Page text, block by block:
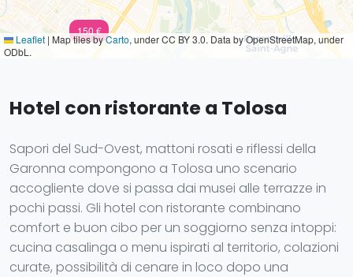
150 €
Leaflet | Map tiles byCarto, under CC BY 3.0. Data by OpenStreetMap, under
ODbL.
Hotel con ristorante a Tolosa
Sapori del Sud-Ovest, mattoni rosati e riflessi della
Garonna compongono a Tolosa uno scenario
accogliente dove si passa dai musei alle terrazze in
pochi passi. Gli hotel con ristorante combinano
comfort e buon cibo per un soggiorno senza intoppi:
cucina casalinga o menu ispirati al territorio, colazioni
curate, possibilità di cenare in loco dopo una